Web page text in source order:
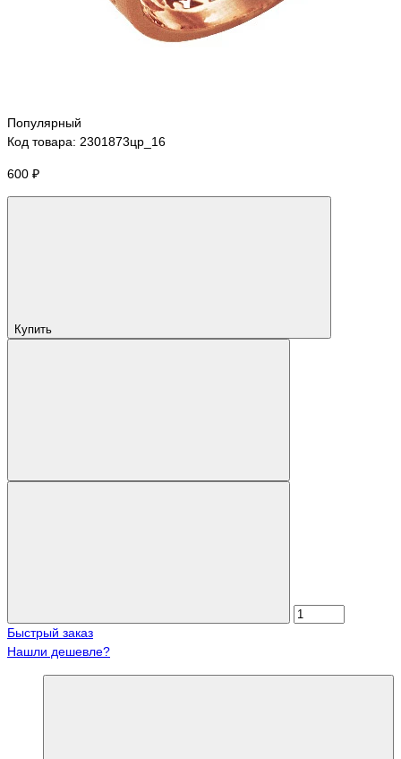
Популярный
Код товара: 2301873цр_16
600 ₽
Купить
Быстрый заказ
Нашли дешевле?